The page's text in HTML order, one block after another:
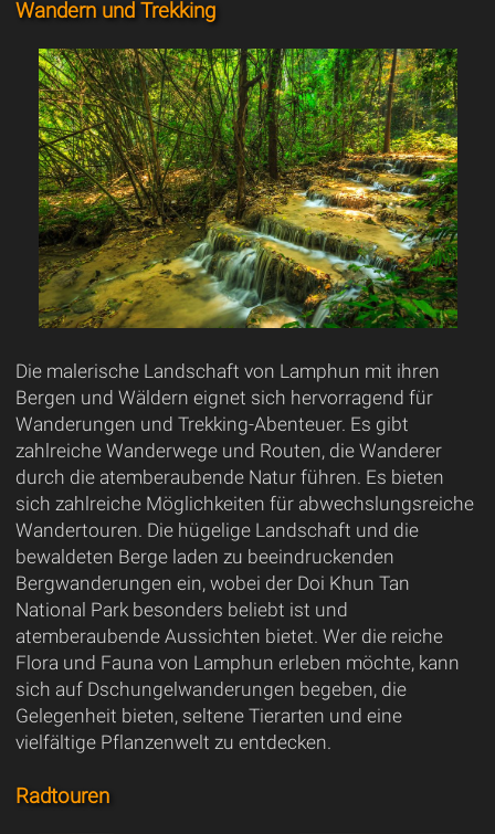
Wandern und Trekking
Die malerische Landschaft von Lamphun mit ihren
Bergen und Wäldern eignet sich hervorragend für
Wanderungen und Trekking-Abenteuer. Es gibt
zahlreiche Wanderwege und Routen, die Wanderer
durch die atemberaubende Natur führen. Es bieten
sich zahlreiche Möglichkeiten für abwechslungsreiche
Wandertouren. Die hügelige Landschaft und die
bewaldeten Berge laden zu beeindruckenden
Bergwanderungen ein, wobei der Doi Khun Tan
National Park besonders beliebt ist und
atemberaubende Aussichten bietet. Wer die reiche
Flora und Fauna von Lamphun erleben möchte, kann
sich auf Dschungelwanderungen begeben, die
Gelegenheit bieten, seltene Tierarten und eine
vielfältige Pflanzenwelt zu entdecken.
Radtouren